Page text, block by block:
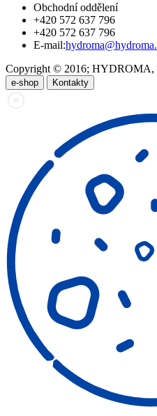
Obchodní oddělení
+420 572 637 796
+420 572 637 796
E-mail:
Copyright © 2016; HYDROMA,
e-shop Kontakty